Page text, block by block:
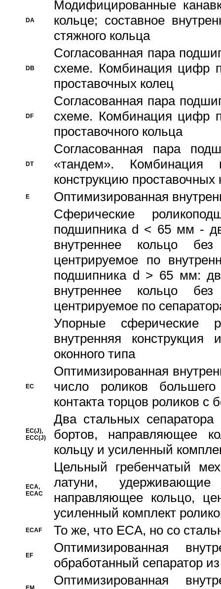
DA
Модифицированные
кольце; составное
стяжного кольца
DB
Согласованная пара
схеме. Комбинация цифр
проставочных колец
DF
Согласованная пара
схеме. Комбинация цифр
проставочного кольца
DT
Согласованная пара
«тандем».
конструкцию проставочных
E
Оптимизированная
Сферические
подшипника d < 65 мм -
внутреннее кольцо
центрируемое по
подшипника d > 65 мм:
внутреннее кольцо
центрируемое по
Упорные сферические
внутренняя
оконного типа
EC
Oптимизированная
число роликов
контакта торцов роликов с
EC(J),
ECC(J)
Два стальных сепаратора
бортов, направляющее
кольцу и усиленный
ECA,
ECAC
Цельный гребенчатый
латуни,
направляющее кольцо,
усиленный комплект
ECAF То же, что ECA, но со
EF
Оптимизированная
обработанный сепаратор
Оптимизированная